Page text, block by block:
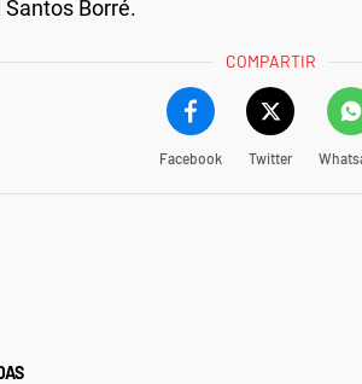
Borré.
COMPARTIR
Facebook Twitter